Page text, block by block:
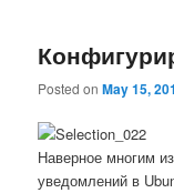
Posted onMay 15,
Наверное многим
уведомлений в